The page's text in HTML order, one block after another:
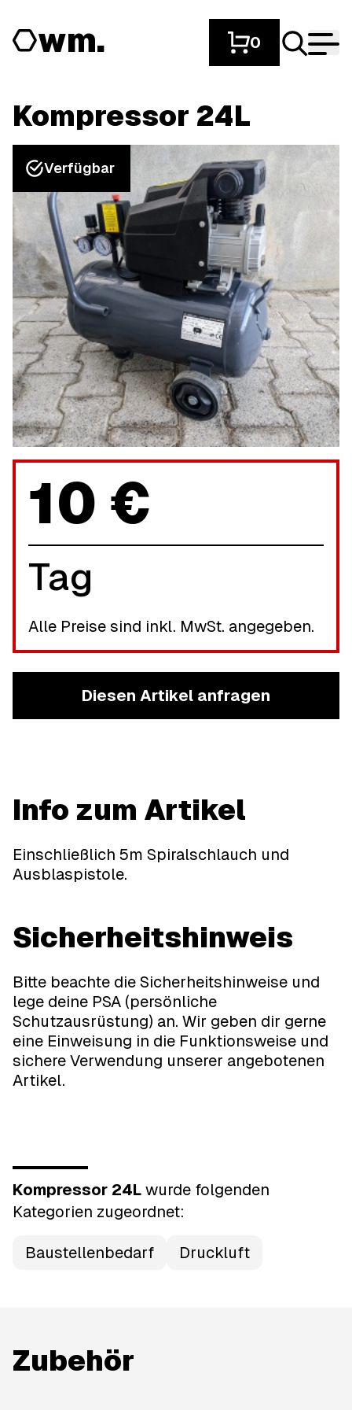
wm. 0
Kompressor 24L
Verfügbar
10 €
Tag
Alle Preise sind inkl. MwSt. angegeben.
Diesen Artikel anfragen
Info zum Artikel
Einschließlich 5m Spiralschlauch und
Ausblaspistole.
Sicherheitshinweis
Bitte beachte die Sicherheitshinweise und
lege deine PSA (persönliche
Schutzausrüstung) an. Wir geben dir gerne
eine Einweisung in die Funktionsweise und
sichere Verwendung unserer angebotenen
Artikel.
Kompressor 24L wurde folgenden
Kategorien zugeordnet:
Baustellenbedarf Druckluft
Zubehör